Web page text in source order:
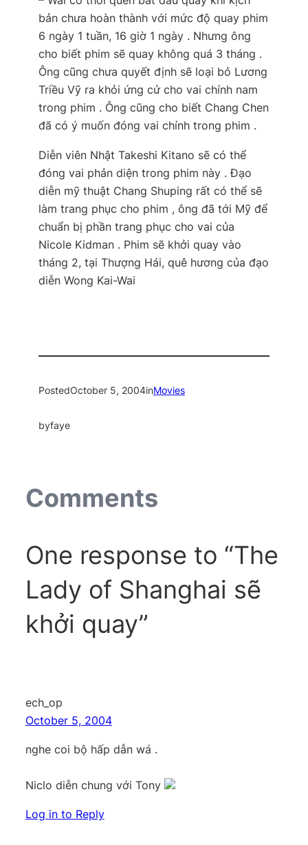
bản chưa hoàn thành với mức độ quay phim
6 ngày 1 tuần, 16 giờ 1 ngày . Nhưng ông
cho biết phim sẽ quay không quá 3 tháng .
Ông cũng chưa quyết định sẽ loại bỏ Lương
Triều Vỹ ra khỏi ứng cử cho vai chính nam
trong phim . Ông cũng cho biết Chang Chen
đã có ý muốn đóng vai chính trong phim .
Diễn viên Nhật Takeshi Kitano sẽ có thể
đóng vai phản diện trong phim này . Đạo
diễn mỹ thuật Chang Shuping rất có thể sẽ
làm trang phục cho phim , ông đã tới Mỹ để
chuẩn bị phần trang phục cho vai của
Nicole Kidman . Phim sẽ khởi quay vào
tháng 2, tại Thượng Hái, quê hương của đạo
diễn Wong Kai-Wai
PostedOctober 5, 2004inMovies
byfaye
Comments
One response to “The
Lady of Shanghai sẽ
khởi quay”
ech_op
October 5, 2004
nghe coi bộ hấp dẫn wá .
Niclo diễn chung với Tony
Log in to Reply